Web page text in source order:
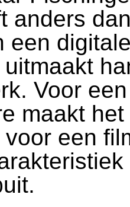
anders
een
Voor een
maakt
een